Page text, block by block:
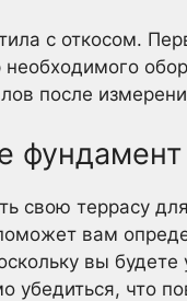
с откосом.
после
фундамент
свою террасу
вам
вы
убедиться, что